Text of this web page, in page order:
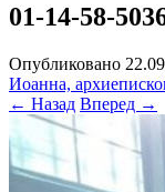
01-14-58-
Опубликовано
Иоанна,
← Назад Вперед →